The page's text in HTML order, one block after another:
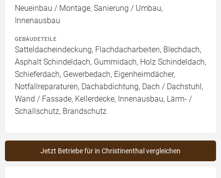
Neueinbau / Montage, Sanierung / Umbau,
Innenausbau
GEBÄUDETEILE
Satteldacheindeckung, Flachdacharbeiten, Blechdach,
Asphalt Schindeldach, Gummidach, Holz Schindeldach,
Schieferdach, Gewerbedach, Eigenheimdächer,
Notfallreparaturen, Dachabdichtung, Dach / Dachstuhl,
Wand / Fassade, Kellerdecke, Innenausbau, Lärm- /
Schallschutz, Brandschutz
Jetzt Betriebe für in Christinenthal vergleichen